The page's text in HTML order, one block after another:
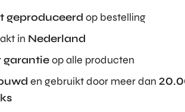
geproduceerd op bestelling
in Nederland
garantieop alle producten
en gebruikt door meer dan